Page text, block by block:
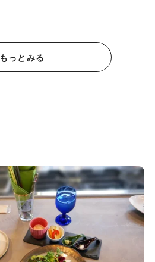
もっとみる